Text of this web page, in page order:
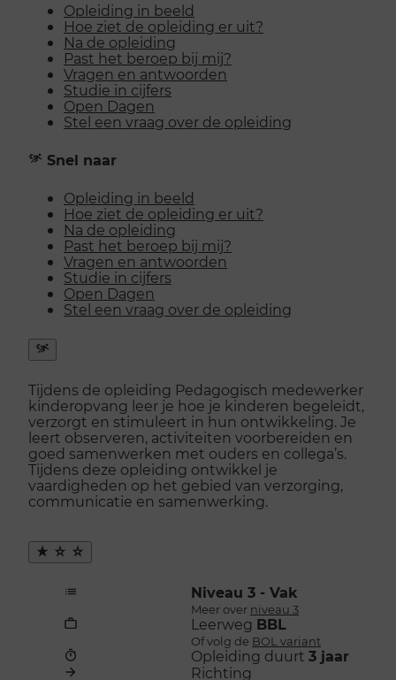
Opleiding in beeld
Hoe ziet de opleiding er uit?
Na de opleiding
Past het beroep bij mij?
Vragen en antwoorden
Studie in cijfers
Open Dagen
Stel een vraag over de opleiding
Snel naar
Opleiding in beeld
Hoe ziet de opleiding er uit?
Na de opleiding
Past het beroep bij mij?
Vragen en antwoorden
Studie in cijfers
Open Dagen
Stel een vraag over de opleiding
Snel
naar
menu
openen
Tijdens de opleiding Pedagogisch medewerker
kinderopvang leer je hoe je kinderen begeleidt,
verzorgt en stimuleert in hun ontwikkeling. Je
leert observeren, activiteiten voorbereiden en
goed samenwerken met ouders en collega’s.
Tijdens deze opleiding ontwikkel je
vaardigheden op het gebied van verzorging,
communicatie en samenwerking.
Maak
favoriet
Niveau 3 - Vak
Meer over niveau 3
Leerweg BBL
Of volg de BOL variant
Opleiding duurt 3 jaar
Richting